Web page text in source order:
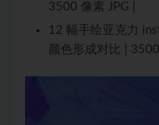
3500 像素 JPG |
12 幅手绘亚克力
颜色形成对比 |